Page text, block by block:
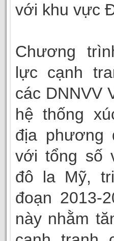
với khu vực
Chương
lực cạnh
các DNNVV
hệ thống
địa phương
với tổng số
đô la Mỹ,
đoạn 2013-
này nhằm